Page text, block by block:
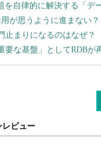
を自律的に解決する「デ
用が思うように進まない
止まりになるのはなぜ
要な基盤」としてRDBが